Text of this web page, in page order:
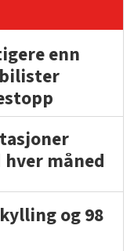
enn
hver måned
og 98